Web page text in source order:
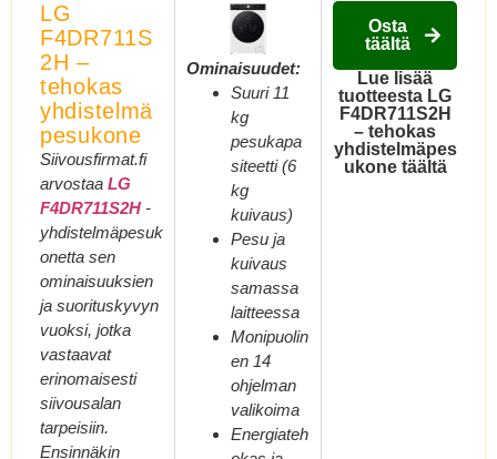
LG
F4DR711S
2H –
tehokas
yhdistelmä
pesukone
Siivousfirmat.fi
arvostaa LG
F4DR711S2H -
yhdistelmäpesuk
onetta sen
ominaisuuksien
ja suorituskyvyn
vuoksi, jotka
vastaavat
erinomaisesti
siivousalan
tarpeisiin.
Ensinnäkin
Ominaisuudet:
Suuri 11
kg
pesukapa
siteetti (6
kg
kuivaus)
Pesu ja
kuivaus
samassa
laitteessa
Monipuolin
en 14
ohjelman
valikoima
Energiateh
Osta
täältä
Lue lisää
tuotteesta LG
F4DR711S2H
– tehokas
yhdistelmäpes
ukone täältä